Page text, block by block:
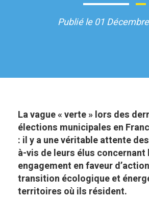
Publié le 01
La vague « verte » lors des
élections municipales en
: il y a une véritable attente
à-vis de leurs élus concernant
engagement en faveur
transition écologique et
territoires où ils résident.